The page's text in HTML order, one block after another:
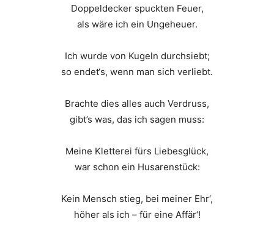
Doppeldecker spuckten Feuer,
als wäre ich ein Ungeheuer.
Ich wurde von Kugeln durchsiebt;
so endet‘s, wenn man sich verliebt.
Brachte dies alles auch Verdruss,
gibt’s was, das ich sagen muss:
Meine Kletterei fürs Liebesglück,
war schon ein Husarenstück:
Kein Mensch stieg, bei meiner Ehr‘,
höher als ich – für eine Affär‘!